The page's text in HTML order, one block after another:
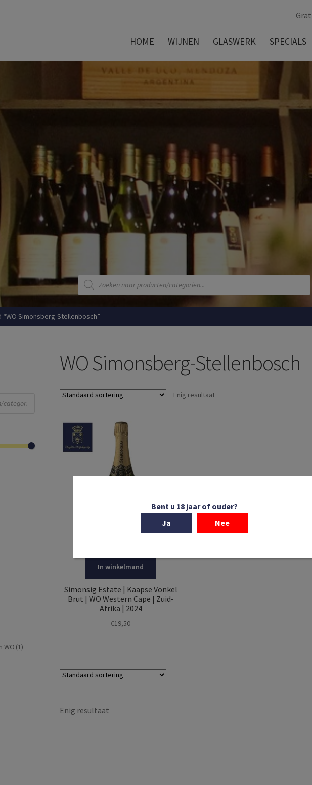
HOME WIJNEN GLASWERK SPECIALS
Producten
zoeken
Simonsberg-Stellenbosch”
WO Simonsberg-Stellenbosch
Enig resultaat
In winkelmand
Simonsig Estate | Kaapse Vonkel
Brut | WO Western Cape | Zuid-
Afrika | 2024
€19,50
Enig resultaat
WO (1)
Bent u 18 jaar of ouder?
Ja
Nee